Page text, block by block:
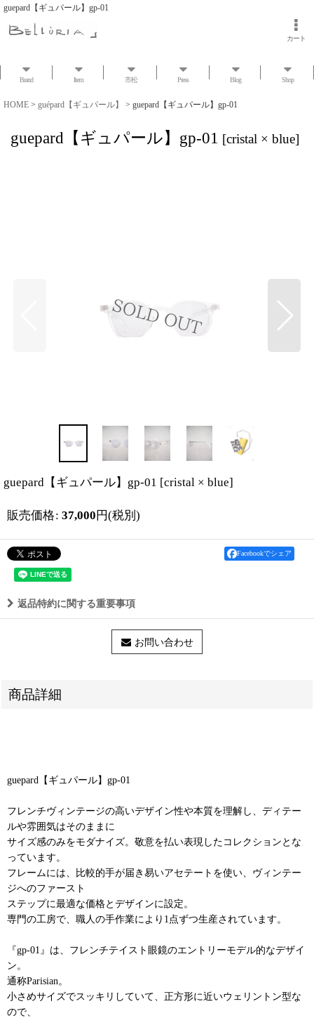
guepard【ギュパール】gp-01
カート
Brand Item 市松 Press Blog Shop
HOME > guépard【ギュパール】 > guepard【ギュパール】gp-01
guepard【ギュパール】gp-01 [cristal × blue]
guepard【ギュパール】gp-01 [cristal × blue]
販売価格: 37,000 円(税別)
Facebookでシェア
返品特約に関する重要事項
お問い合わせ
商品詳細
guepard【ギュパール】gp-01
フレンチヴィンテージの高いデザイン性や本質を理解し、ディテー
ルや雰囲気はそのままに
サイズ感のみをモダナイズ。敬意を払い表現したコレクションとな
っています。
フレームには、比較的手が届き易いアセテートを使い、ヴィンテー
ジへのファースト
ステップに最適な価格とデザインに設定。
専門の工房で、職人の手作業により1点ずつ生産されています。
『gp-01』は、フレンチテイスト眼鏡のエントリーモデル的なデザイ
ン。
通称Parisian。
小さめサイズでスッキリしていて、正方形に近いウェリントン型な
ので、